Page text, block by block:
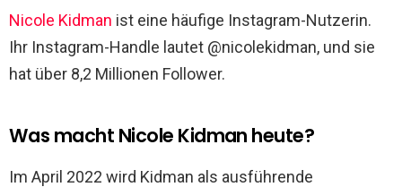
Nicole Kidman ist eine häufige Instagram-Nutzerin.
Ihr Instagram-Handle lautet @nicolekidman, und sie
hat über 8,2 Millionen Follower.
Was macht Nicole Kidman heute?
Im April 2022 wird Kidman als ausführende